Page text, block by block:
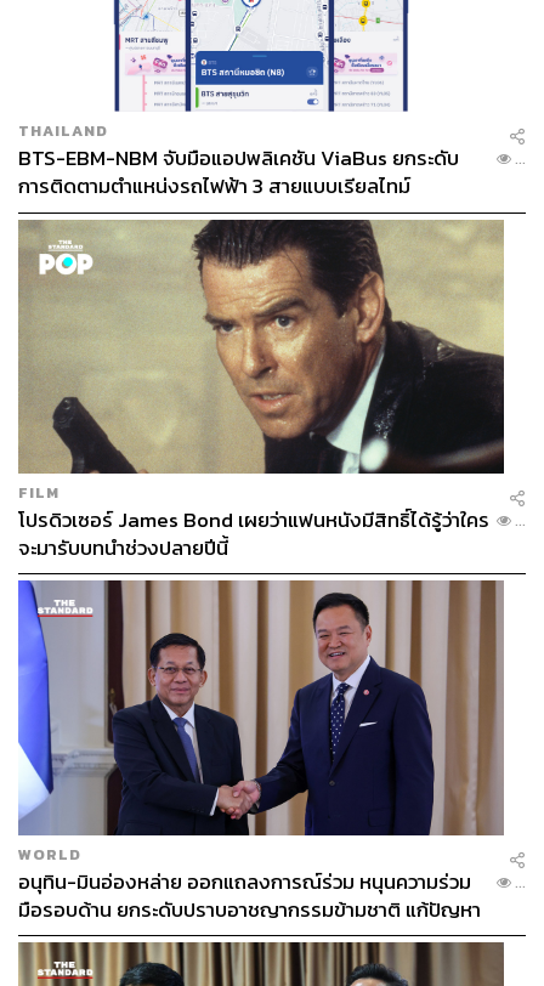
THAILAND
BTS-EBM-NBM จับมือแอปพลิเคชัน ViaBus ยกระดับ
การติดตามตำแหน่งรถไฟฟ้า 3 สายแบบเรียลไทม์
...
FILM
โปรดิวเซอร์ James Bond เผยว่าแฟนหนังมีสิทธิ์ได้รู้ว่าใคร
จะมารับบทนำช่วงปลายปีนี้
...
WORLD
อนุทิน-มินอ่องหล่าย ออกแถลงการณ์ร่วม หนุนความร่วม
มือรอบด้าน ยกระดับปราบอาชญากรรมข้ามชาติ แก้ปัญหา
หมอกควัน-มลพิษทางน้ำ
...